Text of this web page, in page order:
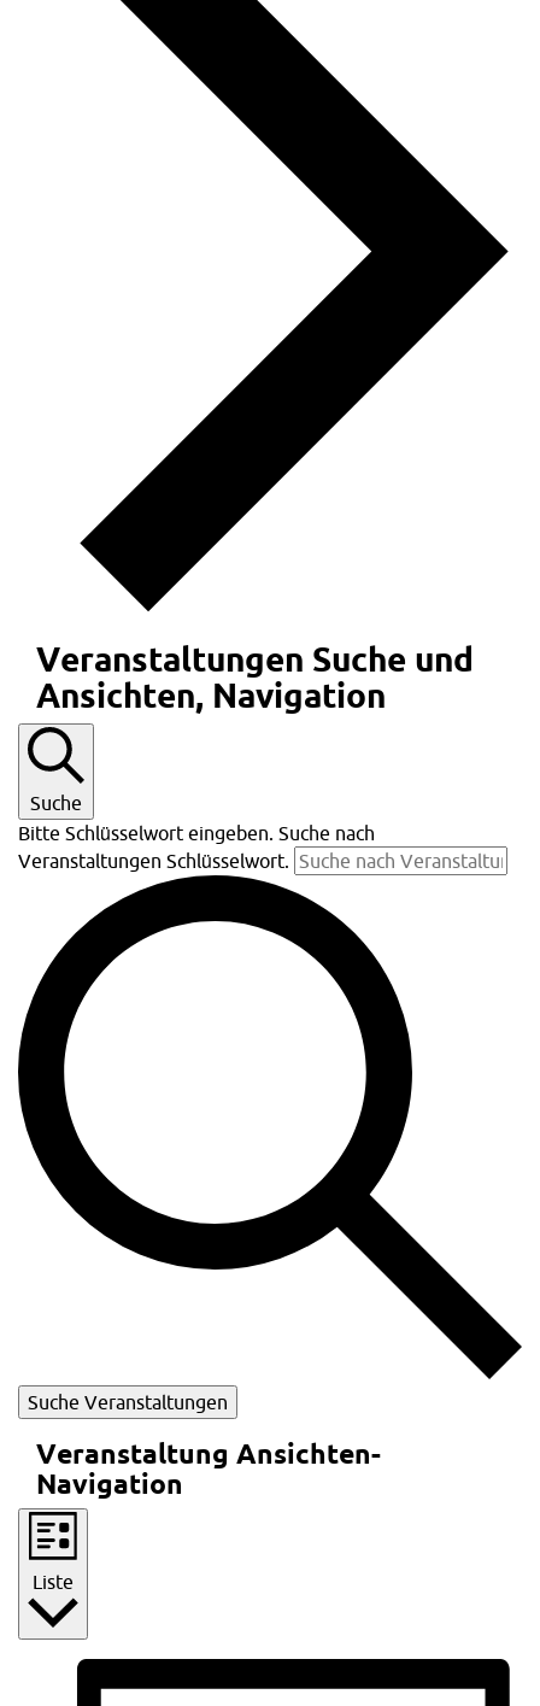
Veranstaltungen Suche und
Ansichten, Navigation
Suche
Bitte Schlüsselwort eingeben. Suche nach
Veranstaltungen Schlüsselwort.
Suche Veranstaltungen
Veranstaltung Ansichten-
Navigation
Liste